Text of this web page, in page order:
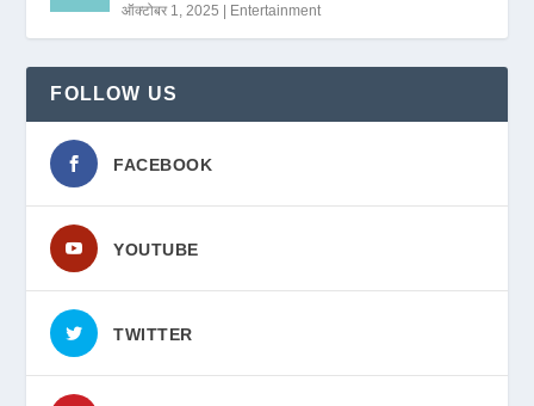
ऑक्टोबर 1, 2025 Entertainment
FOLLOW US
FACEBOOK
YOUTUBE
TWITTER